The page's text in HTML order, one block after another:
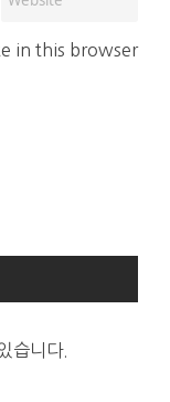
in this browser
습니다.